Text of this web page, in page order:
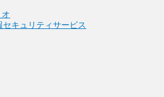
オ
セキュリティサービス